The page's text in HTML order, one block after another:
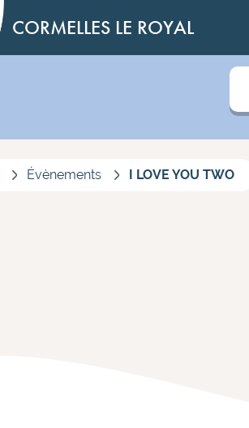
CORMELLES LE ROYAL
Évènements I LOVE YOU TWO